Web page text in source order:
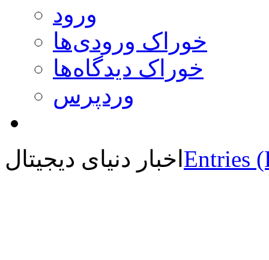
ورود
خوراک ورودی‌ها
خوراک دیدگاه‌ها
وردپرس
اخبار دنیای دیجیتال Entries